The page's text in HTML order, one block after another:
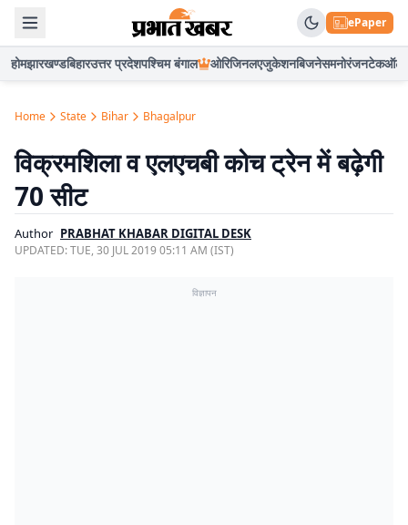
ePaper
होमझारखण्डबिहारउत्तर प्रदेशपश्चिम बंगाल ओरिजिनलएजुकेशनबिजनेसमनोरंजनटेकऑटो
Home State Bihar Bhagalpur
विक्रमशिला व एलएचबी कोच ट्रेन में बढ़ेगी
70 सीट
Author PRABHAT KHABAR DIGITAL DESK
UPDATED:TUE, 30 JUL 2019 05:11 AM (IST)
विज्ञापन